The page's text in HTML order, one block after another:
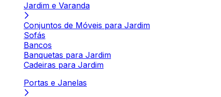
Jardim e Varanda
Conjuntos de Móveis para Jardim
Sofás
Bancos
Banquetas para Jardim
Cadeiras para Jardim
Portas e Janelas